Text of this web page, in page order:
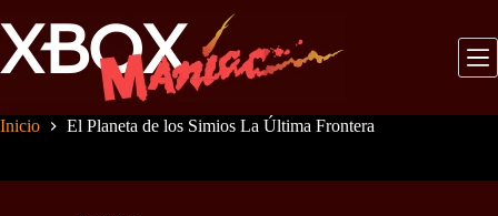
al
contenido
Inicio El Planeta de los Simios La Última Frontera